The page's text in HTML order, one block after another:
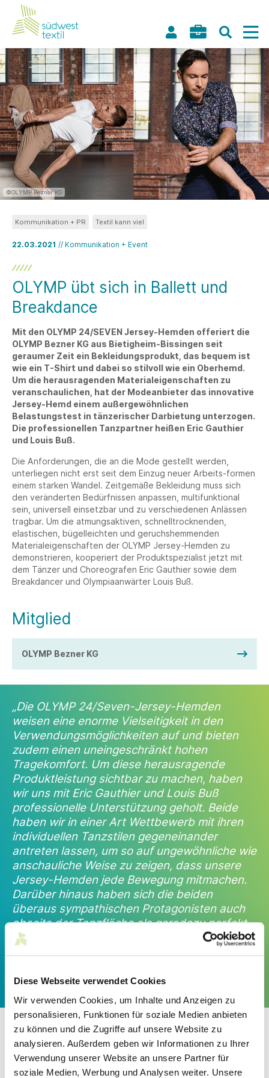
Diese Webseite verwendet Cookies
Wir verwenden Cookies, um Inhalte und Anzeigen zu
personalisieren, Funktionen für soziale Medien anbieten
zu können und die Zugriffe auf unsere Website zu
analysieren. Außerdem geben wir Informationen zu Ihrer
Verwendung unserer Website an unsere Partner für
soziale Medien, Werbung und Analysen weiter. Unsere
©OLYMP Bezner KG
22.03.2021 // Kommunikation + Event
Kommunikation + PR Textil kann viel
OLYMP übt sich in Ballett und
Breakdance
Mit den OLYMP 24/SEVEN Jersey-Hemden offeriert die
OLYMP Bezner KG aus Bietigheim-Bissingen seit
geraumer Zeit ein Bekleidungsprodukt, das bequem ist
wie ein T-Shirt und dabei so stilvoll wie ein Oberhemd.
Um die herausragenden Materialeigenschaften zu
veranschaulichen, hat der Modeanbieter das innovative
Jersey-Hemd einem außergewöhnlichen
Belastungstest in tänzerischer Darbietung unterzogen.
Die professionellen Tanzpartner heißen Eric Gauthier
und Louis Buß.
Die Anforderungen, die an die Mode gestellt werden,
unterliegen nicht erst seit dem Einzug neuer Arbeits-formen
einem starken Wandel. Zeitgemäße Bekleidung muss sich
den veränderten Bedürfnissen anpassen, multifunktional
sein, universell einsetzbar und zu verschiedenen Anlässen
tragbar. Um die atmungsaktiven, schnelltrocknenden,
elastischen, bügelleichten und geruchshemmenden
Materialeigenschaften der OLYMP Jersey-Hemden zu
demonstrieren, kooperiert der Produktspezialist jetzt mit
dem Tänzer und Choreografen Eric Gauthier sowie dem
Breakdancer und Olympiaanwärter Louis Buß.
Mitglied
OLYMP Bezner KG
„Die OLYMP 24/Seven-Jersey-Hemden
weisen eine enorme Vielseitigkeit in den
Verwendungsmöglichkeiten auf und bieten
zudem einen uneingeschränkt hohen
Tragekomfort. Um diese herausragende
Produktleistung sichtbar zu machen, haben
wir uns mit Eric Gauthier und Louis Buß
professionelle Unterstützung geholt. Beide
haben wir in einer Art Wettbewerb mit ihren
individuellen Tanzstilen gegeneinander
antreten lassen, um so auf ungewöhnliche wie
anschauliche Weise zu zeigen, dass unsere
Jersey-Hemden jede Bewegung mitmachen.
Darüber hinaus haben sich die beiden
überaus sympathischen Protagonisten auch
abseits der Tanzfläche als geradezu perfekt
passende Repräsentanten unserer Marke
erwiesen.“
OLYMP Bezner KG
Die Startänzer
Innerhalb weniger Jahre gelang Eric Gauthier (43) der große